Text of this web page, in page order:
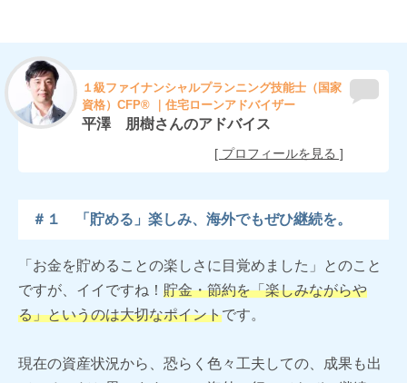
１級ファイナンシャルプランニング技能士（国家
資格）CFP®︎ ｜住宅ローンアドバイザー
平澤 朋樹さんのアドバイス
＃１ 「貯める」楽しみ、海外でもぜひ継続を。
「お金を貯めることの楽しさに目覚めました」とのこと
ですが、イイですね！ 貯金・節約を「楽しみながらや
る」というのは大切なポイントです。
現在の資産状況から、恐らく色々工夫しての、成果も出